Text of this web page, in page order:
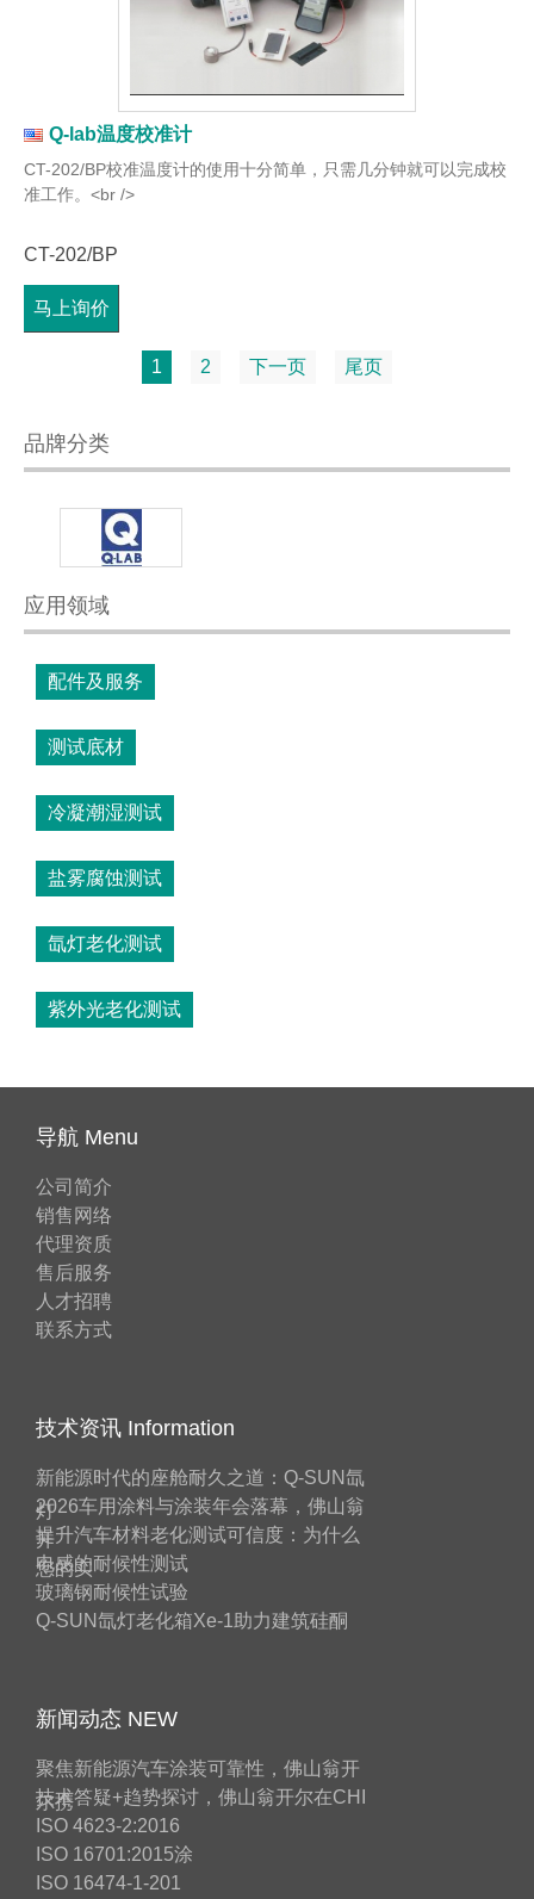
Q-lab温度校准计
CT-202/BP校准温度计的使用十分简单，只需几分钟就可以完成校
准工作。<br />
CT-202/BP
马上询价
1 2 下一页 尾页
品牌分类
应用领域
配件及服务
测试底材
冷凝潮湿测试
盐雾腐蚀测试
氙灯老化测试
紫外光老化测试
导航 Menu
公司简介
销售网络
代理资质
售后服务
人才招聘
联系方式
技术资讯 Information
新能源时代的座舱耐久之道：Q-SUN氙
灯
2026车用涂料与涂装年会落幕，佛山翁
开
提升汽车材料老化测试可信度：为什么
您的实
电感的耐候性测试
玻璃钢耐候性试验
Q-SUN氙灯老化箱Xe-1助力建筑硅酮
新闻动态 NEW
聚焦新能源汽车涂装可靠性，佛山翁开
尔携
技术答疑+趋势探讨，佛山翁开尔在CHI
ISO 4623-2:2016
ISO 16701:2015涂
ISO 16474-1-201